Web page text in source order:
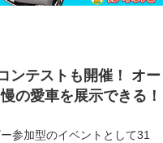
ンテストも開催！ オー
の愛車を展示できる！
参加型のイベントとして31